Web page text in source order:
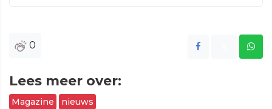
0
Lees meer over:
Magazine nieuws